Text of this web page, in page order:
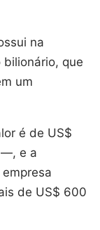
na
bilionário, que
um
é de US$
—, e a
de US$ 600